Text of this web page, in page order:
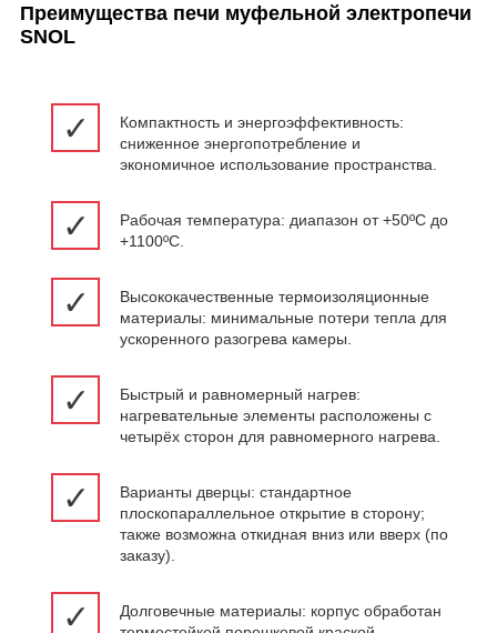
Преимущества печи муфельной электропечи
SNOL
✓
Компактность и энергоэффективность:
сниженное энергопотребление и
экономичное использование пространства.
✓
Рабочая температура: диапазон от +50ºC до
+1100ºC.
✓
Высококачественные термоизоляционные
материалы: минимальные потери тепла для
ускоренного разогрева камеры.
✓
Быстрый и равномерный нагрев:
нагревательные элементы расположены с
четырёх сторон для равномерного нагрева.
✓
Варианты дверцы: стандартное
плоскопараллельное открытие в сторону;
также возможна откидная вниз или вверх (по
заказу).
✓
Долговечные материалы: корпус обработан